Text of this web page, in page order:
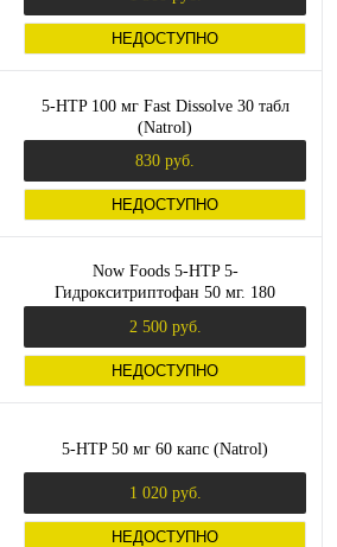
НЕДОСТУПНО
5-HTP 100 мг Fast Dissolve 30 табл
(Natrol)
830 руб.
НЕДОСТУПНО
Now Foods 5-HTP 5-
Гидрокситриптофан 50 мг. 180
2 500 руб.
НЕДОСТУПНО
5-HTP 50 мг 60 капс (Natrol)
1 020 руб.
НЕДОСТУПНО